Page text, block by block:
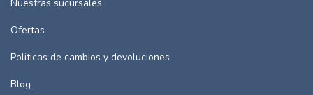
Nuestras sucursales
Ofertas
Politicas de cambios y devoluciones
Blog